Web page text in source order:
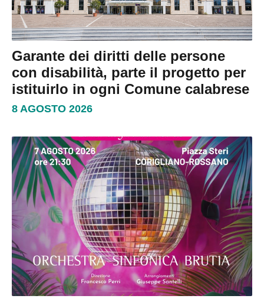
Garante dei diritti delle persone
con disabilità, parte il progetto per
istituirlo in ogni Comune calabrese
8 AGOSTO 2026